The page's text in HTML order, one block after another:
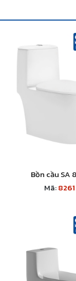
Bồn cầu SA
Mã:8261